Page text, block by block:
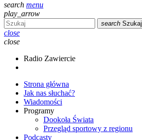
search menu
play_arrow
search Szukaj
close
close
Radio Zawiercie
Strona główna
Jak nas słuchać?
Wiadomości
Programy
Dookoła Świata
Przegląd sportowy z regionu
Podcasty